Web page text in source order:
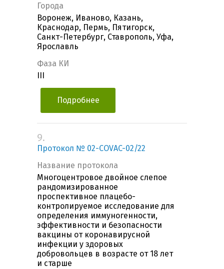
Города
Воронеж, Иваново, Казань,
Краснодар, Пермь, Пятигорск,
Санкт-Петербург, Ставрополь, Уфа,
Ярославль
Фаза КИ
Подробнее
9.
Протокол № 02-COVAC-02/22
Название протокола
Многоцентровое двойное слепое
рандомизированное
проспективное плацебо-
контролируемое исследование для
определения иммуногенности,
эффективности и безопасности
вакцины от коронавирусной
инфекции у здоровых
добровольцев в возрасте от 18 лет
и старше